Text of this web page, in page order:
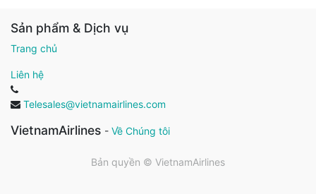
Sản phẩm & Dịch vụ
Trang chủ
Liên hệ
Telesales@vietnamairlines.com
VietnamAirlines - Về Chúng tôi
Bản quyền © VietnamAirlines